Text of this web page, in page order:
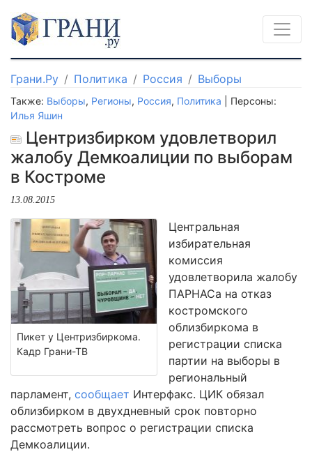
Грани.Ру Политика Россия Выборы
Также: Выборы, Регионы, Россия, Политика | Персоны:
Илья Яшин
Центризбирком удовлетворил
жалобу Демкоалиции по выборам
в Костроме
13.08.2015
Пикет у Центризбиркома.
Кадр Грани-ТВ
Центральная
избирательная
комиссия
удовлетворила жалобу
ПАРНАСа на отказ
костромского
облизбиркома в
регистрации списка
партии на выборы в
региональный
парламент, сообщает Интерфакс. ЦИК обязал
облизбирком в двухдневный срок повторно
рассмотреть вопрос о регистрации списка
Демкоалиции.